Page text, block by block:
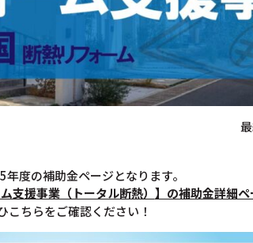
年度の補助金ページとなります。
支援事業（トータル断熱） 】の補助金詳細
こちらをご確認ください！